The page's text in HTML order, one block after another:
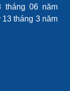
tháng 06 năm
tháng 3 năm